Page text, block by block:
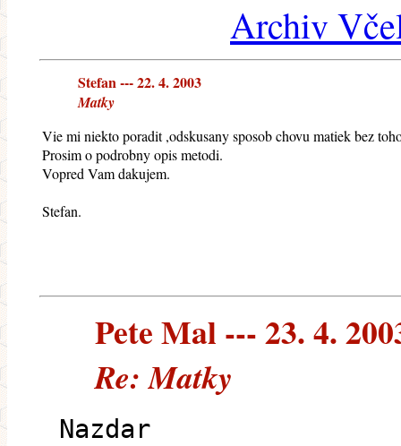
Archiv
Stefan --- 22. 4. 2003
Matky
Vie mi niekto poradit ,odskusany sposob chovu matiek bez
Prosim o podrobny opis metodi.
Vopred Vam dakujem.
Stefan.
Pete Mal --- 23. 4.
Re: Matky
Nazdar